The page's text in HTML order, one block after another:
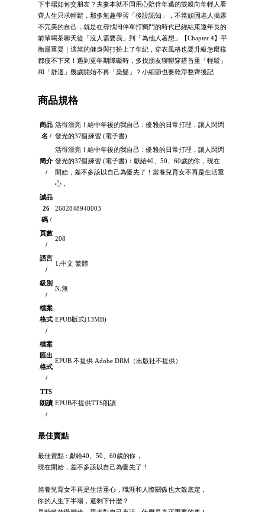
下半場如何交朋友？夫妻本就不同用心陪伴年邁的雙親向年輕人看
齊人生只求輕鬆，那多無趣學習「後設認知」，不當頑固老人揭露
不完美的自己，就是在尋找同伴單打獨鬥的時代已經結束邀年長的
前輩喝茶聊天從「沒人需要我」到「為他人著想」【Chapter 4】平
衡最重要｜適當的健身與打扮上了年紀，穿衣風格也要升級怎麼樣
都瘦不下來！遇到更年期障礙時，多找朋友聊聊穿搭首重「輕鬆」
和「舒適」幾歲開始不再「染髮」？小細節也要乾淨整齊後記
商品規格
商品
名 /
活得漂亮！給中年後的我自己：優雅的日常打理，讓人閃閃
發光的37個練習 (電子書)
簡介
/
活得漂亮！給中年後的我自己：優雅的日常打理，讓人閃閃
發光的37個練習 (電子書)：獻給40、50、60歲的你，現在
開始，差不多該以自己為優先了！當養兒育女不再是生活重
心，
誠品
26
碼 /
2682848948003
頁數
/
208
語言
/
1:中文 繁體
級別
/
N:無
檔案
格式
/
EPUB版式(13MB)
檔案
匯出
格式
/
EPUB 不提供 Adobe DRM（出版社不提供）
TTS
朗讀
/
EPUB不提供TTS朗讀
最佳賣點
最佳賣點 : 獻給40、50、60歲的你，
現在開始，差不多該以自己為優先了！
當養兒育女不再是生活重心，職涯和人際關係也大致底定，
你的人生下半場，還剩下什麼？